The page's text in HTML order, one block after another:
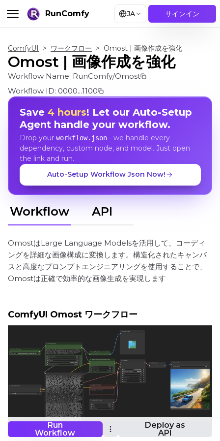
RunComfy JA サインイン
Run
Workflow
Deploy as
API
ComfyUI > ワークフロー > Omost | 画像作成を強化
Omost | 画像作成を強化
Workflow Name: RunComfy/Omost
Workflow ID: 0000...1100
Save 4 hours! Let our Auto-Setup
Agent handle your workflow.
Drop your workflow.json- we handle every
dependency, custom node, and model. Just open
the link and run.
Auto-Setup Workflow Json Now!
Workflow API
OmostはLarge Language Modelsを活用して、コーディ
ングを詳細な画像構成に変換します。構造化されたキャンバ
スと高度なプロンプトエンジニアリングを使用することで、
Omostは正確で効率的な画像生成を実現します
ComfyUI Omost ワークフロー